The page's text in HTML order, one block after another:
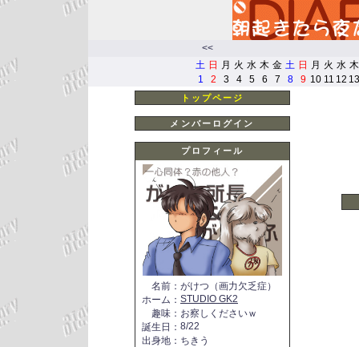
<<
土 日 月 火 水 木 金 土 日 月 火 水 木
1
2 3 4 5 6 7 8 9 10 11 12 13
トップページ
メンバーログイン
プロフィール
名前 ： がけつ（画力欠乏症）
ホーム ： STUDIO GK2
趣味 ： お察しくださいｗ
誕生日 ： 8/22
出身地 ： ちきう